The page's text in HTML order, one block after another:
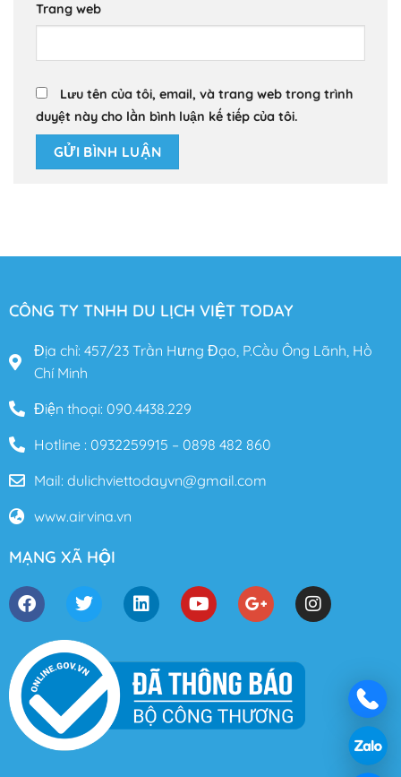
Trang web
Lưu tên của tôi, email, và trang web trong trình
duyệt này cho lần bình luận kế tiếp của tôi.
CÔNG TY TNHH DU LỊCH VIỆT TODAY
Địa chỉ: 457/23 Trần Hưng Đạo, P.Cầu Ông Lãnh, Hồ
Chí Minh
Điện thoại: 090.4438.229
Hotline : 0932259915 – 0898 482 860
Mail: dulichviettodayvn@gmail.com
www.airvina.vn
MẠNG XÃ HỘI